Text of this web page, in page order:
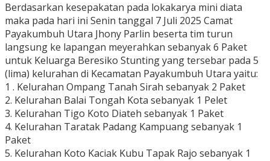
Berdasarkan kesepakatan pada lokakarya mini diata
maka pada hari ini Senin tanggal 7 Juli 2025 Camat
Payakumbuh Utara Jhony Parlin beserta tim turun
langsung ke lapangan meyerahkan sebanyak 6 Paket
untuk Keluarga Beresiko Stunting yang tersebar pada 5
(lima) kelurahan di Kecamatan Payakumbuh Utara yaitu:
1 . Kelurahan Ompang Tanah Sirah sebanyak 2 Paket
2. Kelurahan Balai Tongah Kota sebanyak 1 Pelet
3. Kelurahan Tigo Koto Diateh sebanyak 1 Paket
4. Kelurahan Taratak Padang Kampuang sebanyak 1
Paket
5. Kelurahan Koto Kaciak Kubu Tapak Rajo sebanyak 1